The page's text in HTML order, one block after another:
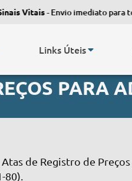
Vitais- Envio imediato para todo
Links Úteis
PARA
de Registro de
80).